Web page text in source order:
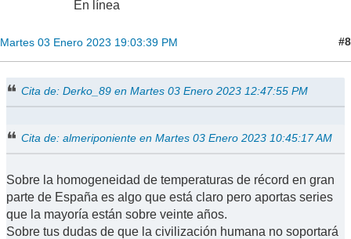
En línea
Martes 03 Enero 2023 19:03:39 PM #8
Cita de: Derko_89 en Martes 03 Enero 2023 12:47:55 PM
Cita de: almeriponiente en Martes 03 Enero 2023 10:45:17 AM
Sobre la homogeneidad de temperaturas de récord en gran
parte de España es algo que está claro pero aportas series
que la mayoría están sobre veinte años.
Sobre tus dudas de que la civilización humana no soportará